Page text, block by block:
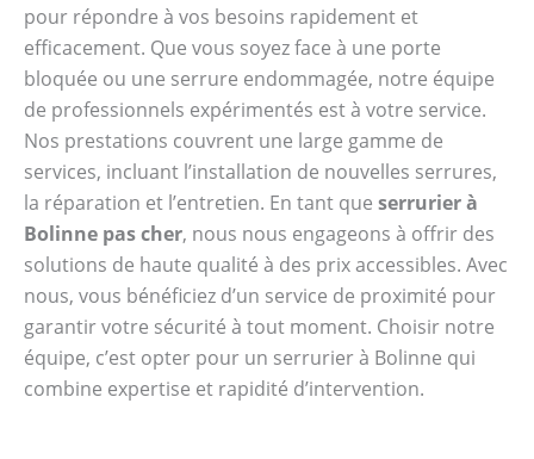
pour répondre à vos besoins rapidement et
efficacement. Que vous soyez face à une porte
bloquée ou une serrure endommagée, notre équipe
de professionnels expérimentés est à votre service.
Nos prestations couvrent une large gamme de
services, incluant l’installation de nouvelles serrures,
la réparation et l’entretien. En tant que serrurier à
Bolinne pas cher, nous nous engageons à offrir des
solutions de haute qualité à des prix accessibles. Avec
nous, vous bénéficiez d’un service de proximité pour
garantir votre sécurité à tout moment. Choisir notre
équipe, c’est opter pour un serrurier à Bolinne qui
combine expertise et rapidité d’intervention.